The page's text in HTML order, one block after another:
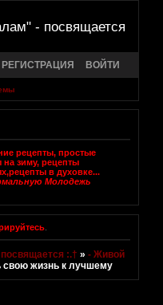
- посвящается
РЕГИСТРАЦИЯ ВОЙТИ
Молодежь
.
:.† »- Живой
свою жизнь к лучшему